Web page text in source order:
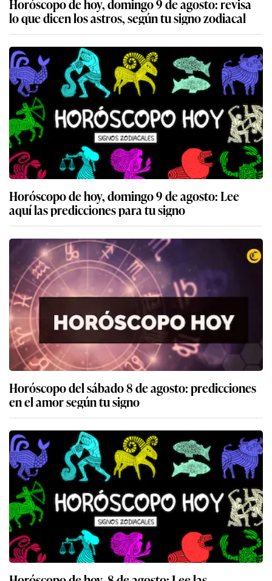
Horóscopo de hoy, domingo 9 de agosto: revisa
lo que dicen los astros, según tu signo zodiacal
Horóscopo de hoy, domingo 9 de agosto: Lee
aquí las predicciones para tu signo
Horóscopo del sábado 8 de agosto: predicciones
en el amor según tu signo